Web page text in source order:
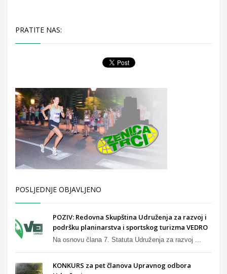
PRATITE NAS:
POSLJEDNJE OBJAVLJENO
POZIV: Redovna Skupština Udruženja za razvoj i
podršku planinarstva i sportskog turizma VEDRO
Na osnovu člana 7. Statuta Udruženja za razvoj ...
KONKURS za pet članova Upravnog odbora